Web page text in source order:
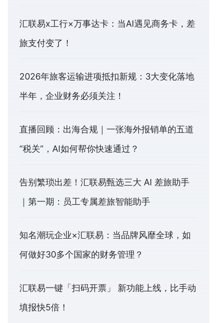
汇联易x工行×万事达卡：当AI遇见商务卡，差
旅支付变了！
2026年旅客运输进项抵扣新规：3大变化落地
半年，企业财务必须关注！
直播回顾：出海合规｜一张海外报销单的五道
“税关”，AI如何帮你快速通过？
告别繁琐出差！汇联易甄选三大 AI 差旅助手
｜第一期：员工专属差旅智能助手
知名潮玩企业×汇联易：当品牌风靡全球，如
何做好30多个国家的财务管理？
汇联易一键「扫码开票」 新功能上线，比手动
填报快5倍！